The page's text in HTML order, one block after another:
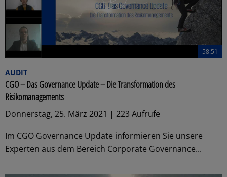
58:51
AUDIT
CGO – Das Governance Update – Die Transformation des
Risikomanagements
Donnerstag, 25. März 2021 | 223 Aufrufe
Im CGO Governance Update informieren Sie unsere
Experten aus dem Bereich Corporate Governance...